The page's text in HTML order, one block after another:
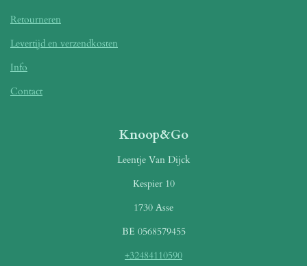
Retourneren
Levertijd en verzendkosten
Info
Contact
Knoop&Go
Leentje Van Dijck
Kespier 10
1730 Asse
BE 0568579455
+32484110590